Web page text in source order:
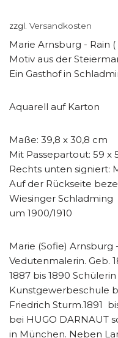
zzgl. Versandkosten
Marie Arnsburg - Rain (
Motiv aus der
Ein Gasthof in
Aquarell auf Karton
Maße: 39,8 x 30,8 cm
Mit Passepartout: 59 x
Rechts unten signiert:
Auf der Rückseite
Wiesinger Schladming
um 1900/1910
Marie (Sofie) Arnsburg
Vedutenmalerin. Geb.
1887 bis 1890
Kunstgewerbeschule
Friedrich Sturm.1891
bei HUGO DARNAUT
in München. Neben